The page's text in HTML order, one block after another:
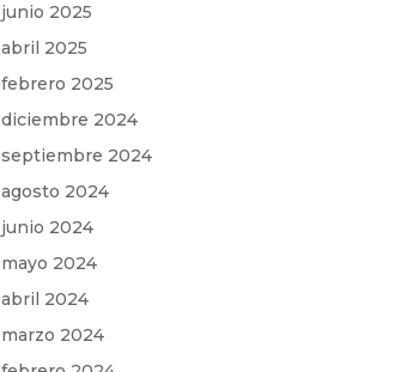
junio 2025
abril 2025
febrero 2025
diciembre 2024
septiembre 2024
agosto 2024
junio 2024
mayo 2024
abril 2024
marzo 2024